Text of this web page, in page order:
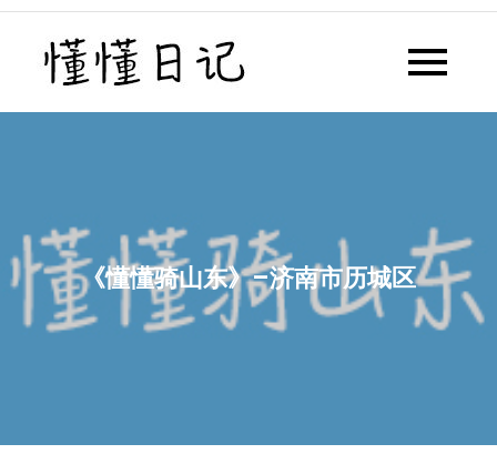
Skip
content
懂懂日记网每天同步更新懂懂学
《懂懂骑山东》–济南市历城区